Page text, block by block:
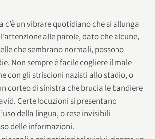
c’è un vibrare quotidiano che si allunga
alle parole, dato che alcune,
che sembrano normali, possono
Non sempre è facile cogliere il male
con gli striscioni nazisti allo stadio, o
corteo di sinistra che brucia le bandiere
Certe locuzioni si presentano
della lingua, o rese invisibili
delle informazioni.